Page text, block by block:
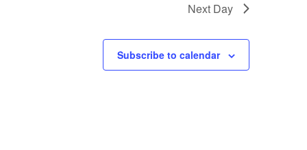
Next Day
Subscribe to calendar